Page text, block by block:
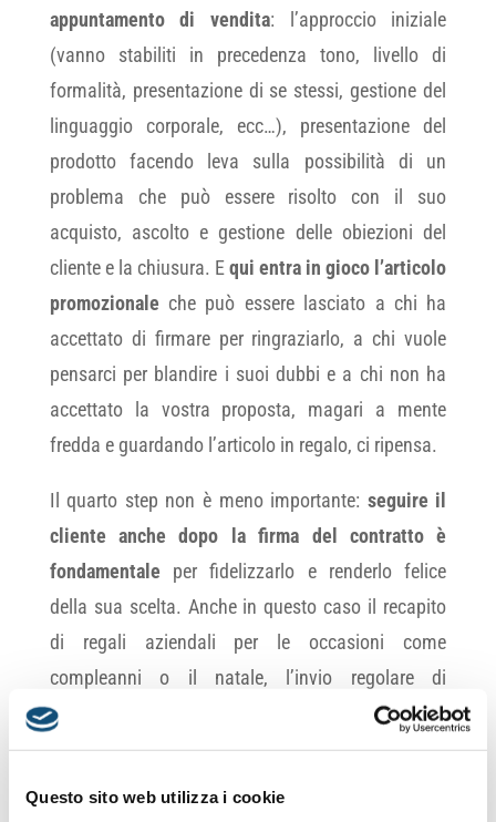
Questo sito web utilizza i cookie
appuntamento di vendita: l’approccio iniziale
(vanno stabiliti in precedenza tono, livello di
formalità, presentazione di se stessi, gestione del
linguaggio corporale, ecc…), presentazione del
prodotto facendo leva sulla possibilità di un
problema che può essere risolto con il suo
acquisto, ascolto e gestione delle obiezioni del
cliente e la chiusura. Equi entra in gioco l’articolo
promozionale che può essere lasciato a chi ha
accettato di firmare per ringraziarlo, a chi vuole
pensarci per blandire i suoi dubbi e a chi non ha
accettato la vostra proposta, magari a mente
fredda e guardando l’articolo in regalo, ci ripensa.
Il quarto step non è meno importante: seguire il
cliente anche dopo la firma del contratto è
fondamentale per fidelizzarlo e renderlo felice
della sua scelta. Anche in questo caso il recapito
di regali aziendali per le occasioni come
compleanni o il natale, l’invio regolare di
newsletter personalizzate, le proposte con offerte e
promozioni sono tutti metodi che consentono di